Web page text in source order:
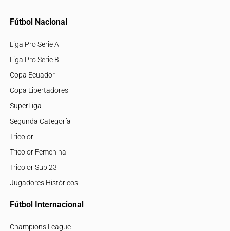
Fútbol Nacional
Liga Pro Serie A
Liga Pro Serie B
Copa Ecuador
Copa Libertadores
SuperLiga
Segunda Categoría
Tricolor
Tricolor Femenina
Tricolor Sub 23
Jugadores Históricos
Fútbol Internacional
Champions League